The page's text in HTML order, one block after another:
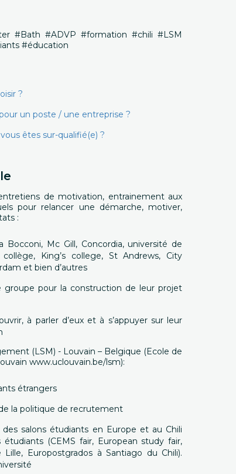
#Bath #ADVP #formation #chili #LSM
#éducation
?
un poste / une entreprise ?
êtes sur-qualifié(e) ?
de motivation, entrainement aux
pour relancer une démarche, motiver,
:
Mc Gill, Concordia, université de
King’s college, St Andrews, City
et bien d’autres
pour la construction de leur projet
à parler d’eux et à s’appuyer sur leur
(LSM) - Louvain – Belgique (Ecole de
www.uclouvain.be/lsm):
étrangers
la politique de recrutement
salons étudiants en Europe et au Chili
(CEMS fair, European study fair,
Europostgrados à Santiago du Chili).